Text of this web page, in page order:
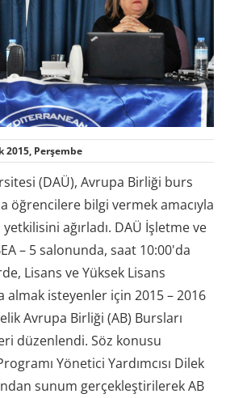
2015, Perşembe
(DAÜ), Avrupa Birliği burs
öğrencilere bilgi vermek amacıyla
ağırladı. DAÜ İşletme ve
– 5 salonunda, saat 10:00'da
Lisans ve Yüksek Lisans
almak isteyenler için 2015 – 2016
Avrupa Birliği (AB) Bursları
düzenlendi. Söz konusu
Yönetici Yardımcısı Dilek
sunum gerçekleştirilerek AB